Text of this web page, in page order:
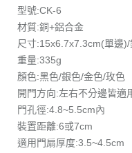
型號:CK-6
材質:銅+鋁合金
尺寸:15x6.7x7.3cm(單邊
重量:335g
顏色:黑色/銀色/金色/玫色
開門方向:左右不分邊皆適
門孔徑:4.8~5.5cm內
裝置距離:6或7cm
適用門扇厚度:3.5~4.5cm